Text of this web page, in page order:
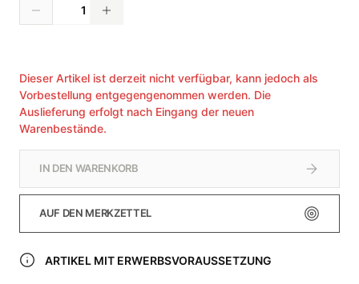
Dieser Artikel ist derzeit nicht verfügbar, kann jedoch als
Vorbestellung entgegengenommen werden. Die
Auslieferung erfolgt nach Eingang der neuen
Warenbestände.
IN DEN WARENKORB
AUF DEN MERKZETTEL
ARTIKEL MIT ERWERBSVORAUSSETZUNG